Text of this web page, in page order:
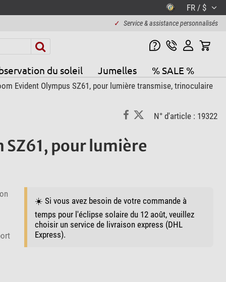
FR / $
✓ Service & assistance personnalisés
du soleil Jumelles % SALE %
Evident Olympus SZ61, pour lumière transmise, trinoculaire
N° d'article : 19322
pour lumière
☀️ Si vous avez besoin de votre commande à
temps pour l'éclipse solaire du 12 août, veuillez
choisir un service de livraison express (DHL
Express).